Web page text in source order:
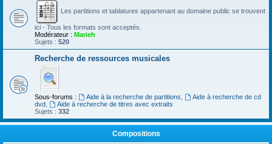
Les partitions et tablatures appartenant au domaine public se trouvent
ici - Tous les formats sont acceptés.
Modérateur : Marieh
Sujets : 520
Recherche de ressources musicales
Sous-forums : Aide à la recherche de partitions
Aide à recherche de cd
dvd
Aide à recherche de titres avec extraits
Sujets : 332
Compositions